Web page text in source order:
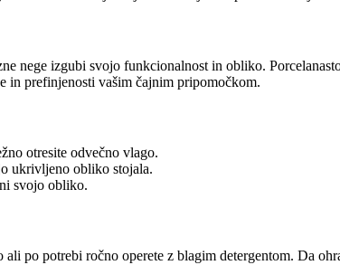
nege izgubi svojo funkcionalnost in obliko.
in prefinjenosti vašim čajnim pripomočkom.
otresite odvečno vlago.
ukrivljeno obliko stojala.
svojo obliko.
po potrebi ročno operete z blagim detergentom. Da